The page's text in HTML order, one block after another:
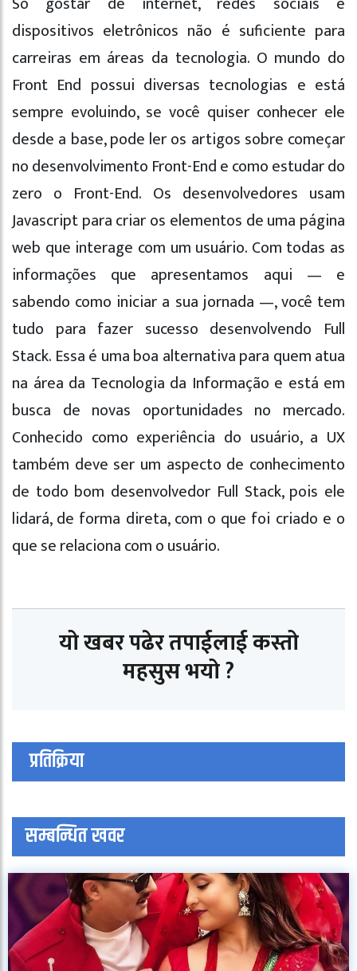
dispositivos eletrônicos não é suficiente para
carreiras em áreas da tecnologia. O mundo do
Front End possui diversas tecnologias e está
sempre evoluindo, se você quiser conhecer ele
desde a base, pode ler os artigos sobre começar
no desenvolvimento Front-End e como estudar do
zero o Front-End. Os desenvolvedores usam
Javascript para criar os elementos de uma página
web que interage com um usuário. Com todas as
informações que apresentamos aqui — e
sabendo como iniciar a sua jornada —, você tem
tudo para fazer sucesso desenvolvendo Full
Stack. Essa é uma boa alternativa para quem atua
na área da Tecnologia da Informação e está em
busca de novas oportunidades no mercado.
Conhecido como experiência do usuário, a UX
também deve ser um aspecto de conhecimento
de todo bom desenvolvedor Full Stack, pois ele
lidará, de forma direta, com o que foi criado e o
que se relaciona com o usuário.
यो खबर पढेर तपाईलाई कस्तो
महसुस भयो ?
प्रतिक्रिया
सम्बन्धित खवर